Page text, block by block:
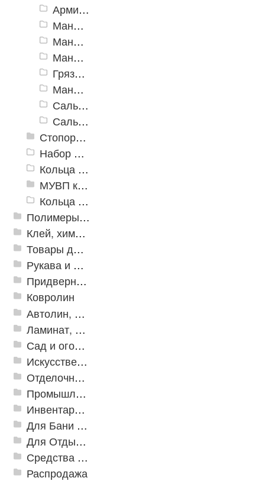
Армированные манжеты ГОСТ 8752-79
Манжеты ГОСТ 14896-84
Манжеты ГОСТ 6678-72
Манжеты ТУ 38-1051725-86 (ГОСТ 6969-54)
Грязесъёмники
Манжеты универсальные полиуретановые для гидравлических устройств
Сальники (манжеты армированные) из фторкаучука
Сальники (манжеты армированные) Китай
Стопорные кольца
Набор для изготовления уплотнительных колец
Кольца уплотнительные для камлоков
МУВП кольца, втулки, "звездочки"
Кольца уплотнительные Х-Ring
Полимеры и пластики
Клей, химия, сопутствующие товары
Товары для дома
Рукава и шланги промышленные
Придверные решетки
Ковролин
Автолин, Транслин, Линолеум
Ламинат, Кварцвиниловая плитка SPC
Сад и огород
Искусственная трава
Отделочные профили
Промышленный текстиль
Инвентарь для клининга
Для Бани и Сауны
Для Отдыха и Пикника
Средства от насекомых и садовых вредителей
Распродажа